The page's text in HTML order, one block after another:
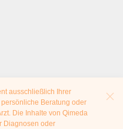
ausschließlich Ihrer
Beratung oder
Die Inhalte von Qimeda
Diagnosen oder